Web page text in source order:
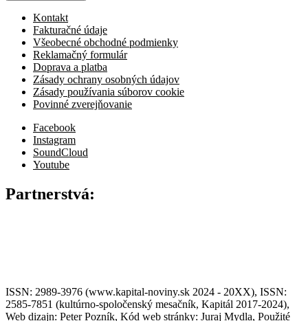
Kontakt
Fakturačné údaje
Všeobecné obchodné podmienky
Reklamačný formulár
Doprava a platba
Zásady ochrany osobných údajov
Zásady používania súborov cookie
Povinné zverejňovanie
Facebook
Instagram
SoundCloud
Youtube
Partnerstvá:
ISSN: 2989-3976 (www.kapital-noviny.sk 2024 - 20XX), ISSN:
2585-7851 (kultúrno-spoločenský mesačník, Kapitál 2017-2024),
Web dizajn: Peter Pozník, Kód web stránky: Juraj Mydla, Použité